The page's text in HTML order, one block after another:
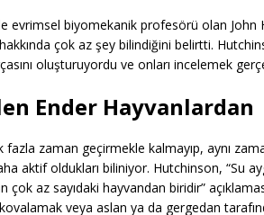
evrimsel biyomekanik profesörü olan John
çok az şey bilindiğini belirtti.
oluşturuyordu ve onları incelemek
Ender Hayvanlardan
fazla zaman geçirmekle kalmayıp, aynı
aktif oldukları biliniyor. Hutchinson, “Su
çok az sayıdaki hayvandan biridir”
kovalamak veya aslan ya da gergedan